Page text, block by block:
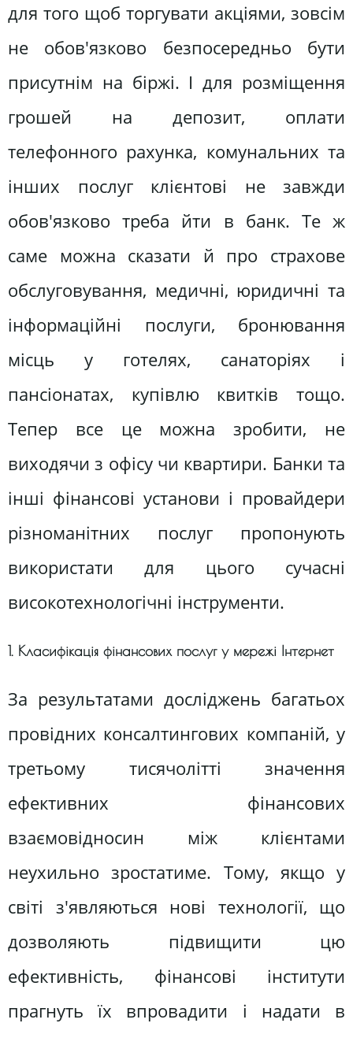
для того щоб торгувати акціями, зовсім
не обов'язково безпосередньо бути
присутнім на біржі. І для розміщення
грошей на депозит, оплати
телефонного рахунка, комунальних та
інших послуг клієнтові не завжди
обов'язково треба йти в банк. Те ж
саме можна сказати й про страхове
обслуговування, медичні, юридичні та
інформаційні послуги, бронювання
місць у готелях, санаторіях і
пансіонатах, купівлю квитків тощо.
Тепер все це можна зробити, не
виходячи з офісу чи квартири. Банки та
інші фінансові установи і провайдери
різноманітних послуг пропонують
використати для цього сучасні
високотехнологічні інструменти.
1. Класифікація фінансових послуг у мережі Інтернет
За результатами досліджень багатьох
провідних консалтингових компаній, у
третьому тисячолітті значення
ефективних фінансових
взаємовідносин між клієнтами
неухильно зростатиме. Тому, якщо у
світі з'являються нові технології, що
дозволяють підвищити цю
ефективність, фінансові інститути
прагнуть їх впровадити і надати в